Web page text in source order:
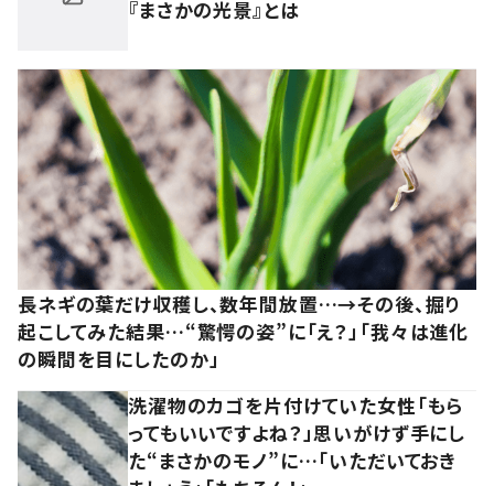
『まさかの光景』とは
長ネギの葉だけ収穫し、数年間放置…→その後、掘り
起こしてみた結果…“驚愕の姿”に「え？」「我々は進化
の瞬間を目にしたのか」
洗濯物のカゴを片付けていた女性「もら
ってもいいですよね？」思いがけず手にし
た“まさかのモノ”に…「いただいておき